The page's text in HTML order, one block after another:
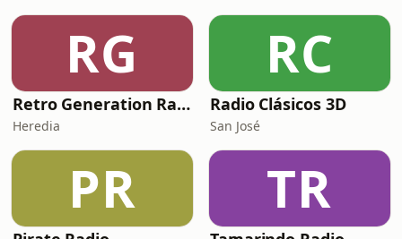
RG
Retro Generation Radio
Heredia
RC
Radio Clásicos 3D
San José
PR TR